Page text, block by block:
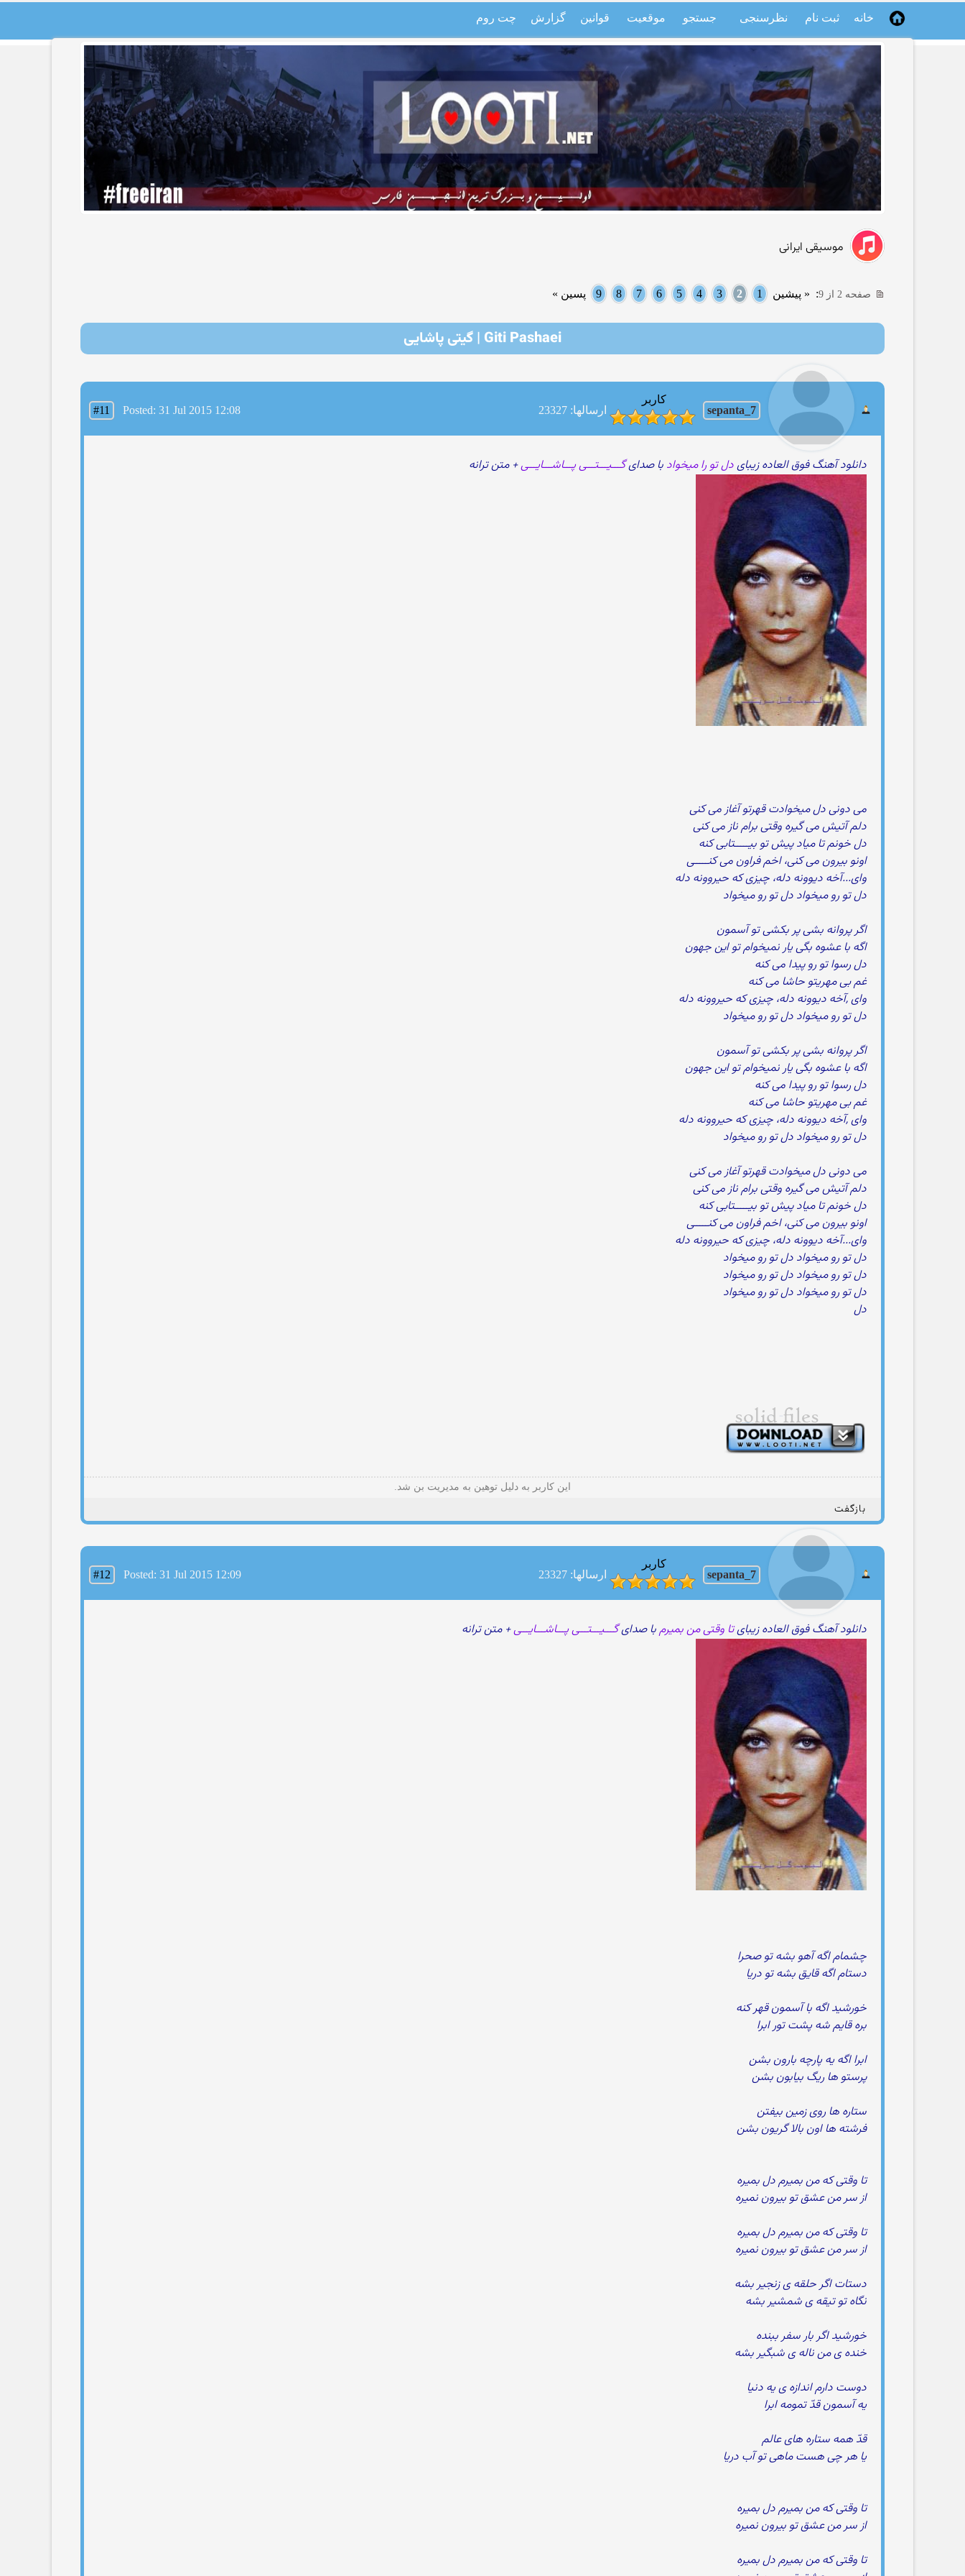
خانه ثبت نام نظرسنجی جستجو موقعیت قوانین گزارش چت روم
موسیقی ایرانی
صفحه 2 از 9 : « پیشین 1
2
3
4
5
6
7
8
9 پسین »
Giti Pashaei | گیتی پاشایی
sepanta_7
کاربر
ارسالها: 23327
#11 Posted: 31 Jul 2015 12:08
دانلود آهنگ فوق العاده زیبایدل تو را میخواد با صدایگـــیـــتـــی پـــاشـــایـــی+ متن ترانه
می دونی دل میخوادت قهرتو آغاز می کنی
دلم آتیش می گیره وقتی برام ناز می کنی
دل خونم تا میاد پیش تو بیـــــتابی کنه
اونو بیرون می کنی، اخم فراون می کنـــــی
وای...آخه دیوونه دله، چیزی که حیروونه دله
دل تو رو میخواد دل تو رو میخواد
اگر پروانه بشی پر بکشی تو آسمون
اگه با عشوه بگی یار نمیخوام تو این جهون
دل رسوا تو رو پیدا می کنه
غم بی مهریتو حاشا می کنه
وای ,آخه دیوونه دله، چیزی که حیروونه دله
دل تو رو میخواد دل تو رو میخواد
اگر پروانه بشی پر بکشی تو آسمون
اگه با عشوه بگی یار نمیخوام تو این جهون
دل رسوا تو رو پیدا می کنه
غم بی مهریتو حاشا می کنه
وای ,آخه دیوونه دله، چیزی که حیروونه دله
دل تو رو میخواد دل تو رو میخواد
می دونی دل میخوادت قهرتو آغاز می کنی
دلم آتیش می گیره وقتی برام ناز می کنی
دل خونم تا میاد پیش تو بیـــــتابی کنه
اونو بیرون می کنی، اخم فراون می کنـــــی
وای...آخه دیوونه دله، چیزی که حیروونه دله
دل تو رو میخواد دل تو رو میخواد
دل تو رو میخواد دل تو رو میخواد
دل تو رو میخواد دل تو رو میخواد
دل
این کاربر به دلیل توهین به مدیریت بن شد.
بازگفت
sepanta_7
کاربر
ارسالها: 23327
#12 Posted: 31 Jul 2015 12:09
دانلود آهنگ فوق العاده زیبایتا وقتی من بمیرمبا صدایگـــیـــتـــی پـــاشـــایـــی+ متن ترانه
چشمام اگه آهو بشه تو صحرا
دستام اگه قایق بشه تو دریا
خورشید اگه با آسمون قهر کنه
بره قایم شه پشت تور ابرا
ابرا اگه یه پارچه بارون بشن
پرستو ها ریگ بیابون بشن
ستاره ها روی زمین بیفتن
فرشته ها اون بالا گریون بشن
تا وقتی که من بمیرم دل بمیره
از سر من عشق تو بیرون نمیره
تا وقتی که من بمیرم دل بمیره
از سر من عشق تو بیرون نمیره
دستات اگر حلقه ی زنجیر بشه
نگاه تو تیقه ی شمشیر بشه
خورشید اگر بار سفر ببنده
خنده ی من ناله ی شبگیر بشه
دوست دارم اندازه ی یه دنیا
یه آسمون قدّ تمومه ابرا
قدّ همه ستاره های عالم
یا هر چی هست ماهی تو آب دریا
تا وقتی که من بمیرم دل بمیره
از سر من عشق تو بیرون نمیره
تا وقتی که من بمیرم دل بمیره